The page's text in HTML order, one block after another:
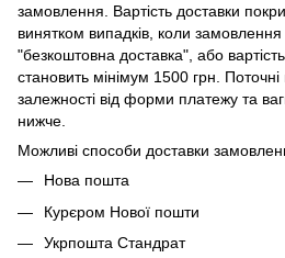
замовлення. Вартість доставки
винятком випадків, коли замовлення
"безкоштовна доставка", або
становить мінімум 1500 грн.
залежності від форми платежу та
нижче.
Можливі способи доставки
Нова пошта
Курєром Нової пошти
Укрпошта Стандрат